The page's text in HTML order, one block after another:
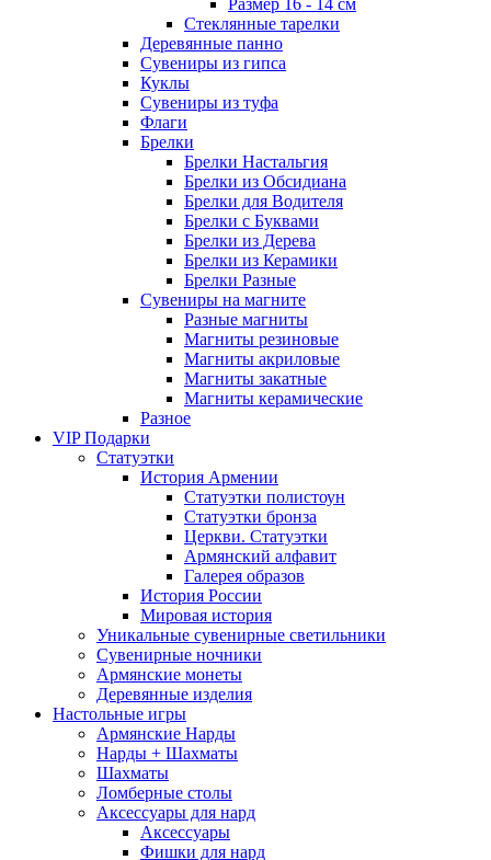
Размер 16 - 14 см
Стеклянные тарелки
Деревянные панно
Сувениры из гипса
Куклы
Сувениры из туфа
Флаги
Брелки
Брелки Настальгия
Брелки из Обсидиана
Брелки для Водителя
Брелки с Буквами
Брелки из Дерева
Брелки из Керамики
Брелки Разные
Сувениры на магните
Разные магниты
Магниты резиновые
Магниты акриловые
Магниты закатные
Магниты керамические
Разное
VIP Подарки
Статуэтки
История Армении
Статуэтки полистоун
Статуэтки бронза
Церкви. Статуэтки
Армянский алфавит
Галерея образов
История России
Мировая история
Уникальные сувенирные светильники
Сувенирные ночники
Армянские монеты
Деревянные изделия
Настольные игры
Армянские Нарды
Нарды + Шахматы
Шахматы
Ломберные столы
Аксессуары для нард
Аксессуары
Фишки для нард